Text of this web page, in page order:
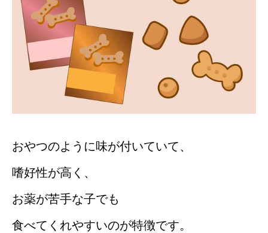
おやつのように味が付いていて、
嗜好性が高く、
お薬が苦手な子でも
食べてくれやすいのが特徴です。